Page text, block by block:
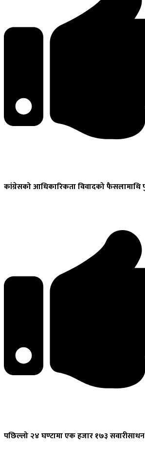
कांग्रेसकोआधिकारिकता विवादको फैसलामाथि
पछिल्लो२४ घण्टामा एक हजार १७३ सवारीसाधन